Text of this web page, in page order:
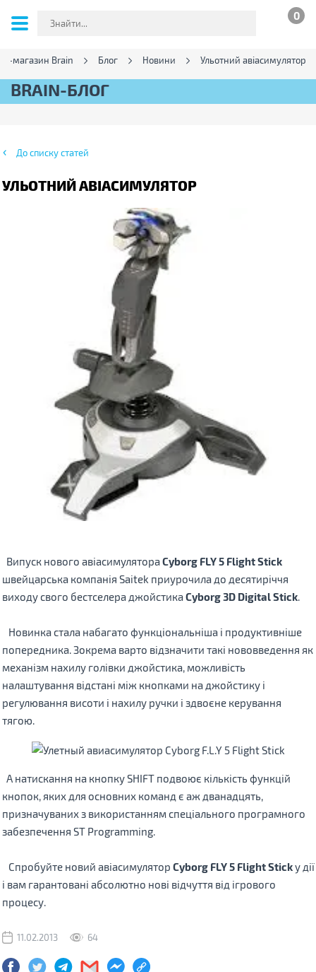
0
магазин Brain Блог Новини Ульотний авіасимулятор
BRAIN-БЛОГ
До списку статей
УЛЬОТНИЙ АВІАСИМУЛЯТОР
Випуск нового авіасимулятораCyborg FLY5 Flight Stick
швейцарська компанія Saitek приурочила до десятиріччя
виходусвого бестселера джойстикаCyborg 3D Digital Stick.
Новинкастала набагато функціональніша і продуктивніше
попередника.Зокрема варто відзначити такі нововведення як
механізм нахилу голівки джойстика, можливість
налаштування відстані між кнопками на джойстику і
регулювання висоти і нахилу ручки і здвоєне керування
тягою.
А натискання на кнопкуSHIFT подвоює кількість функцій
кнопок, яких для основних команд є аж дванадцять,
призначуванихз використаннямспеціального програмного
забезпечення ST Programming.
Спробуйте новий авіасимулятор Cyborg FLY5 Flight Stickу дії
і вам гарантовані абсолютно нові відчуття від ігрового
процесу.
11.02.2013 64